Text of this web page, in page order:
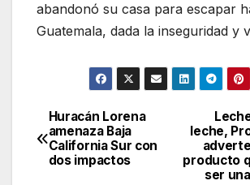
abandonó su casa para escapar
Guatemala, dada la inseguridad y
Navegación
de
leche,
producto
ser
Huracán Lorena
amenaza Baja
California Sur con
dos impactos